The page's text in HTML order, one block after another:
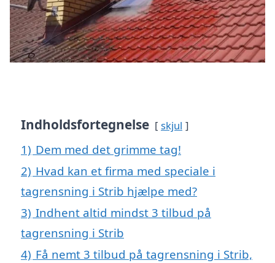
Indholdsfortegnelse skjul
1) Dem med det grimme tag!
2) Hvad kan et firma med speciale i
tagrensning i Strib hjælpe med?
3) Indhent altid mindst 3 tilbud på
tagrensning i Strib
4) Få nemt 3 tilbud på tagrensning i Strib,